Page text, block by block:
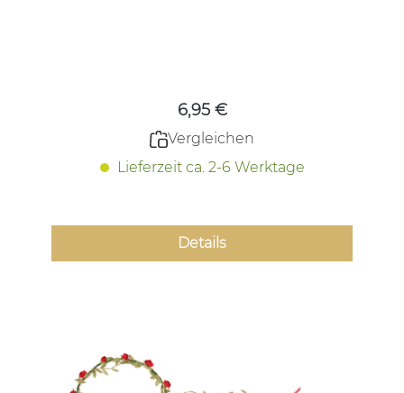
6,95 €
Vergleichen
Lieferzeit ca. 2-6 Werktage
Details